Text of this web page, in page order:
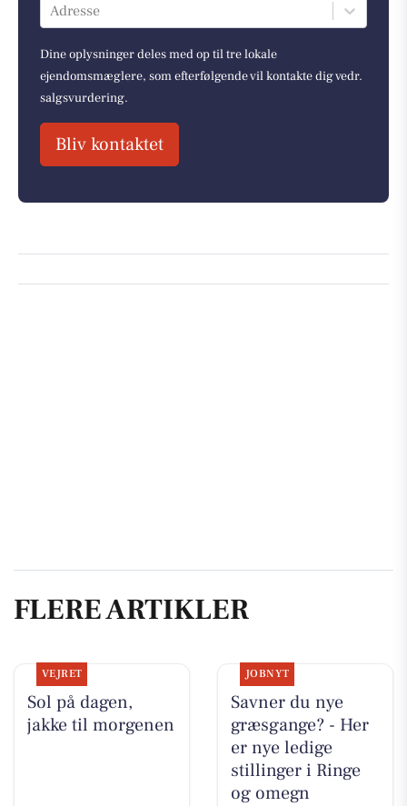
Adresse
Dine oplysninger deles med op til tre lokale
ejendomsmæglere, som efterfølgende vil kontakte dig vedr.
salgsvurdering.
Bliv kontaktet
FLERE ARTIKLER
VEJRET
Sol på dagen,
jakke til morgenen
JOBNYT
Savner du nye
græsgange? - Her
er nye ledige
stillinger i Ringe
og omegn